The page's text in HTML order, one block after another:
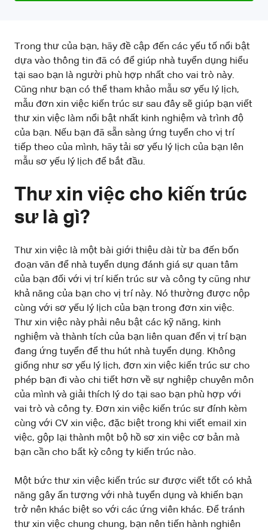
Trong thư của bạn, hãy đề cập đến các yếu tố nổi bật
dựa vào thông tin đã có để giúp nhà tuyển dụng hiểu
tại sao bạn là người phù hợp nhất cho vai trò này.
Cũng như bạn có thể tham khảo mẫu sơ yếu lý lịch,
mẫu đơn xin việc kiến trúc sư sau đây sẽ giúp bạn viết
thư xin việc làm nổi bật nhất kinh nghiệm và trình độ
của bạn. Nếu bạn đã sẵn sàng ứng tuyển cho vị trí
tiếp theo của mình, hãy tải sơ yếu lý lịch của bạn lên
mẫu sơ yếu lý lịch để bắt đầu.
Thư xin việc cho kiến trúc
sư là gì?
Thư xin việc là một bài giới thiệu dài từ ba đến bốn
đoạn văn để nhà tuyển dụng đánh giá sự quan tâm
của bạn đối với vị trí kiến trúc sư và công ty cũng như
khả năng của bạn cho vị trí này. Nó thường được nộp
cùng với sơ yếu lý lịch của bạn trong đơn xin việc.
Thư xin việc này phải nêu bật các kỹ năng, kinh
nghiệm và thành tích của bạn liên quan đến vị trí bạn
đang ứng tuyển để thu hút nhà tuyển dụng. Không
giống như sơ yếu lý lịch, đơn xin việc kiến trúc sư cho
phép bạn đi vào chi tiết hơn về sự nghiệp chuyên môn
của mình và giải thích lý do tại sao bạn phù hợp với
vai trò và công ty. Đơn xin việc kiến trúc sư đính kèm
cùng với CV xin việc, đặc biệt trong khi viết email xin
việc, gộp lại thành một bộ hồ sơ xin việc cơ bản mà
bạn cần cho bất kỳ công ty kiến trúc nào.
Một bức thư xin việc kiến trúc sư được viết tốt có khả
năng gây ấn tượng với nhà tuyển dụng và khiến bạn
trở nên khác biệt so với các ứng viên khác. Để tránh
thư xin việc chung chung, bạn nên tiến hành nghiên